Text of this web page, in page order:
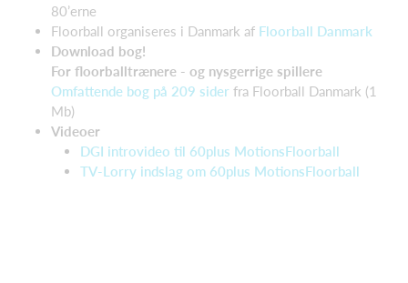
80’erne
Floorball organiseres i Danmark af Floorball Danmark
Download bog!
For floorballtrænere - og nysgerrige spillere
Omfattende bog på 209 sider fra Floorball Danmark (1
Mb)
Videoer
DGI introvideo til 60plus MotionsFloorball
TV-Lorry indslag om 60plus MotionsFloorball